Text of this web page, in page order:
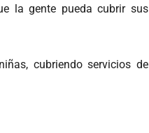
la gente pueda cubrir sus
cubriendo servicios de